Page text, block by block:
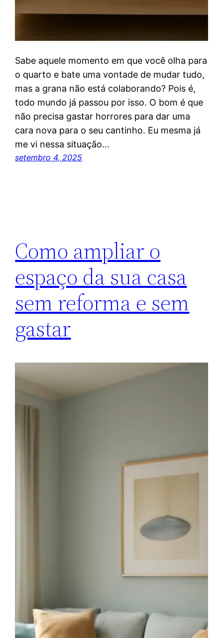
Sabe aquele momento em que você olha para
o quarto e bate uma vontade de mudar tudo,
mas a grana não está colaborando? Pois é,
todo mundo já passou por isso. O bom é que
não precisa gastar horrores para dar uma
cara nova para o seu cantinho. Eu mesma já
me vi nessa situação…
setembro 4, 2025
Como ampliar o
espaço da sua casa
sem reforma e sem
gastar